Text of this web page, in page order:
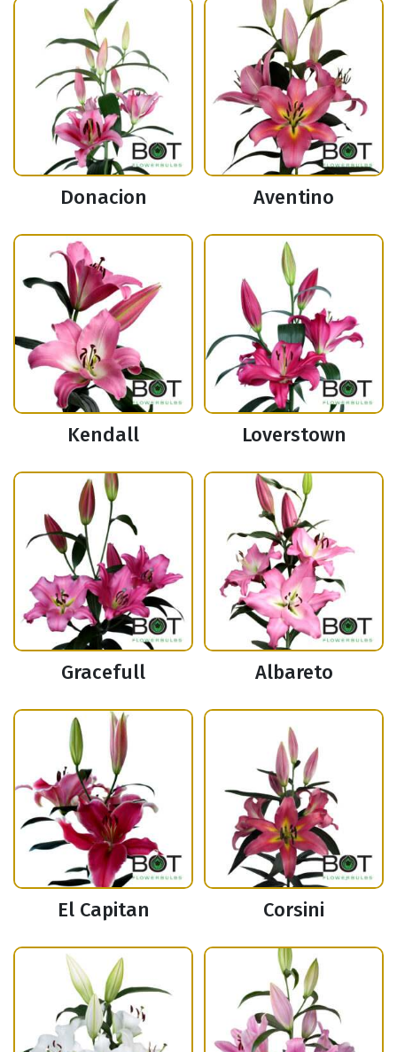
Donacion Aventino
Kendall Loverstown
Gracefull Albareto
El Capitan Corsini